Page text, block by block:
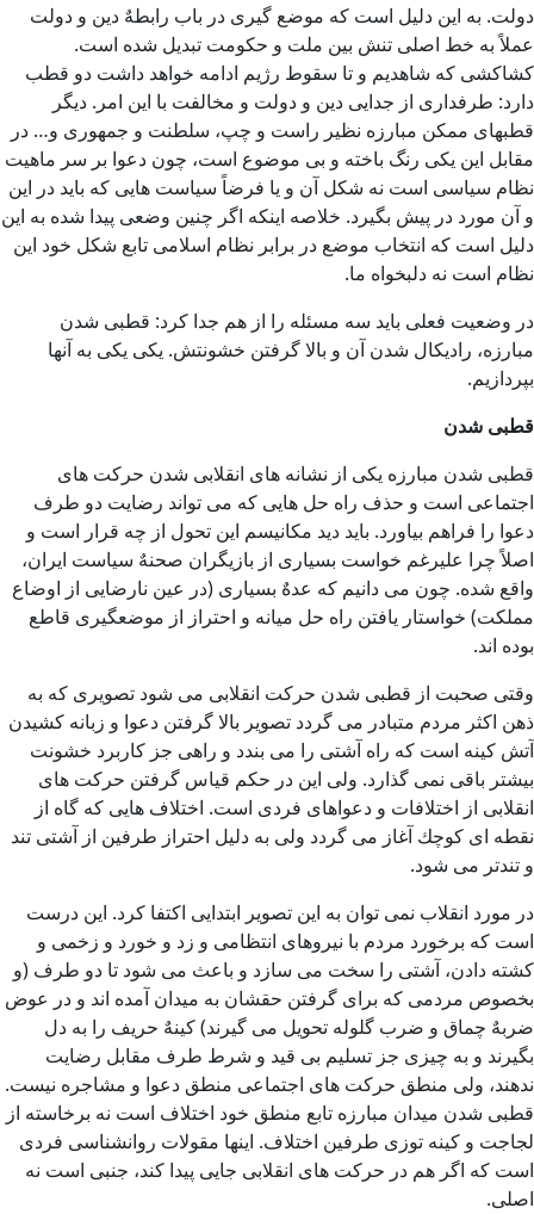
دولت. به این دلیل است كه موضع گیری در باب رابطهٌ دین و دولت
عملاً به خط اصلی تنش بین ملت و حكومت تبدیل شده است.
كشاكشی كه شاهدیم و تا سقوط رژیم ادامه خواهد داشت دو قطب
دارد: طرفداری از جدایی دین و دولت و مخالفت با این امر. دیگر
قطبهای ممكن مبارزه نظیر راست و چپ، سلطنت و جمهوری و… در
مقابل این یكی رنگ باخته و بی موضوع است، چون دعوا بر سر ماهیت
نظام سیاسی است نه شكل آن و یا فرضاً سیاست هایی كه باید در این
و آن مورد در پیش بگیرد. خلاصه اینکه اگر چنین وضعی پیدا شده به این
دلیل است که انتخاب موضع در برابر نظام اسلامی تابع شكل خود این
نظام است نه دلبخواه ما.
در وضعیت فعلی باید سه مسئله را از هم جدا کرد: قطبی شدن
مبارزه، رادیکال شدن آن و بالا گرفتن خشونتش. یکی یکی به آنها
بپردازیم.
قطبی شدن
قطبی شدن مبارزه یكی از نشانه های انقلابی شدن حركت های
اجتماعی است و حذف راه حل هایی كه می تواند رضایت دو طرف
دعوا را فراهم بیاورد. باید دید مكانیسم این تحول از چه قرار است و
اصلاً چرا علیرغم خواست بسیاری از بازیگران صحنهٌ سیاست ایران،
واقع شده. چون می دانیم كه عدهٌ بسیاری (در عین نارضایی از اوضاع
مملکت) خواستار یافتن راه حل میانه و احتراز از موضعگیری قاطع
بوده اند.
وقتی صحبت از قطبی شدن حركت انقلابی می شود تصویری که به
ذهن اكثر مردم متبادر می گردد تصویر بالا گرفتن دعوا و زبانه كشیدن
آتش كینه است كه راه آشتی را می بندد و راهی جز كاربرد خشونت
بیشتر باقی نمی گذارد. ولی این در حكم قیاس گرفتن حركت های
انقلابی از اختلافات و دعواهای فردی است. اختلاف هایی كه گاه از
نقطه ای كوچك آغاز می گردد ولی به دلیل احتراز طرفین از آشتی تند
و تندتر می شود.
در مورد انقلاب نمی توان به این تصویر ابتدایی اكتفا كرد. این درست
است كه برخورد مردم با نیروهای انتظامی و زد و خورد و زخمی و
كشته دادن، آشتی را سخت می سازد و باعث می شود تا دو طرف (و
بخصوص مردمی كه برای گرفتن حقشان به میدان آمده اند و در عوض
ضربهٌ چماق و ضرب گلوله تحویل می گیرند) كینهٌ حریف را به دل
بگیرند و به چیزی جز تسلیم بی قید و شرط طرف مقابل رضایت
ندهند، ولی منطق حركت های اجتماعی منطق دعوا و مشاجره نیست.
قطبی شدن میدان مبارزه تابع منطق خود اختلاف است نه برخاسته از
لجاجت و كینه توزی طرفین اختلاف. اینها مقولات روانشناسی فردی
است كه اگر هم در حركت های انقلابی جایی پیدا كند، جنبی است نه
اصلی.